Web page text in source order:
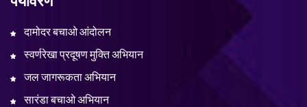
दामोदर बचाओ आंदोलन
स्वर्णरेखा प्रदूषण मुक्ति अभियान
जल जागरूकता अभियान
सारंडा बचाओ अभियान